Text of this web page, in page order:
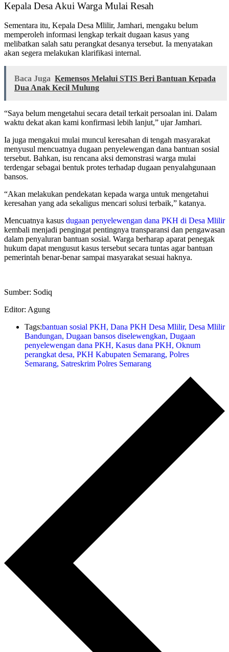
Kepala Desa Akui Warga Mulai Resah
Sementara itu, Kepala Desa Mlilir, Jamhari, mengaku belum
memperoleh informasi lengkap terkait dugaan kasus yang
melibatkan salah satu perangkat desanya tersebut. Ia menyatakan
akan segera melakukan klarifikasi internal.
Baca Juga Kemensos Melalui STIS Beri Bantuan Kepada
Dua Anak Kecil Mulung
“Saya belum mengetahui secara detail terkait persoalan ini. Dalam
waktu dekat akan kami konfirmasi lebih lanjut,” ujar Jamhari.
Ia juga mengakui mulai muncul keresahan di tengah masyarakat
menyusul mencuatnya dugaan penyelewengan dana bantuan sosial
tersebut. Bahkan, isu rencana aksi demonstrasi warga mulai
terdengar sebagai bentuk protes terhadap dugaan penyalahgunaan
bansos.
“Akan melakukan pendekatan kepada warga untuk mengetahui
keresahan yang ada sekaligus mencari solusi terbaik,” katanya.
Mencuatnya kasus dugaan penyelewengan dana PKH di Desa Mlilir
kembali menjadi pengingat pentingnya transparansi dan pengawasan
dalam penyaluran bantuan sosial. Warga berharap aparat penegak
hukum dapat mengusut kasus tersebut secara tuntas agar bantuan
pemerintah benar-benar sampai masyarakat sesuai haknya.
Sumber: Sodiq
Editor: Agung
Tags:bantuan sosial PKH, Dana PKH Desa Mlilir, Desa Mlilir
Bandungan, Dugaan bansos diselewengkan, Dugaan
penyelewengan dana PKH, Kasus dana PKH, Oknum
perangkat desa, PKH Kabupaten Semarang, Polres
Semarang, Satreskrim Polres Semarang